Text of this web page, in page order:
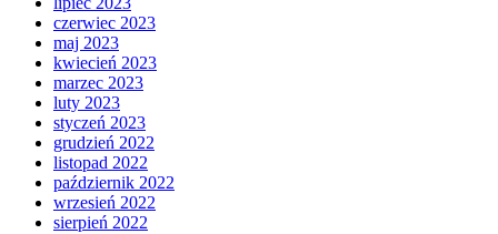
czerwiec 2023
maj 2023
kwiecień 2023
marzec 2023
luty 2023
styczeń 2023
grudzień 2022
listopad 2022
październik 2022
wrzesień 2022
sierpień 2022